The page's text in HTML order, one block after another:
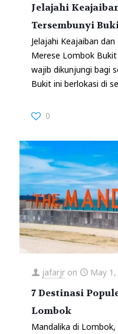
Jelajahi
Tersembunyi
Jelajahi Keajaiban
Merese Lombok
wajib dikunjungi bagi
Bukit ini berlokasi di
0
jafarjr on May
7 Destinasi
Lombok
Mandalika di